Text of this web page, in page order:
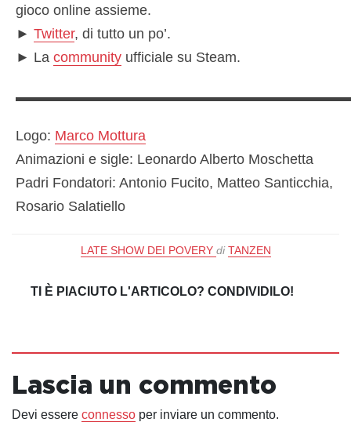
gioco online assieme.
► Twitter, di tutto un po’.
► La community ufficiale su Steam.
Logo: Marco Mottura
Animazioni e sigle: Leonardo Alberto Moschetta
Padri Fondatori: Antonio Fucito, Matteo Santicchia,
Rosario Salatiello
LATE SHOW DEI POVERY di TANZEN
TI È PIACIUTO L'ARTICOLO? CONDIVIDILO!
Lascia un commento
Devi essere connesso per inviare un commento.